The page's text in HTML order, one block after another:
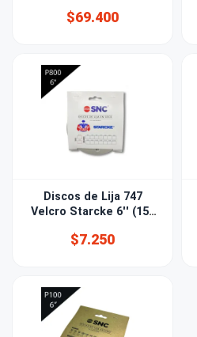
$69.400
Discos de Lija 747
Velcro Starcke 6'' (150
$7.250